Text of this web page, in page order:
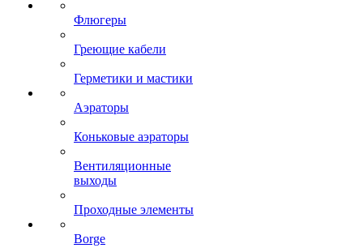
Флюгеры
Греющие кабели
Герметики и мастики
Аэраторы
Коньковые аэраторы
Вентиляционные
выходы
Проходные элементы
Borge